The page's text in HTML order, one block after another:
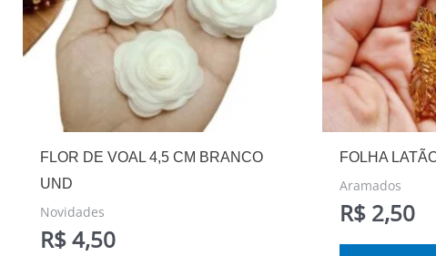
FLOR DE VOAL 4,5 CM BRANCO
UND
Novidades
R$4,50
FOLHA
Aramados
R$2,50